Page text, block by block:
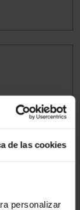
de las cookies
personalizar